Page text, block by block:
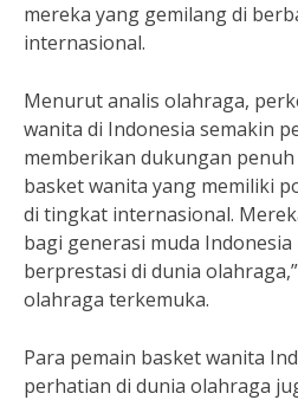
mereka yang gemilang di
internasional.
Menurut analis olahraga,
wanita di Indonesia semakin
memberikan dukungan
basket wanita yang memiliki
di tingkat internasional.
bagi generasi muda
berprestasi di dunia
olahraga terkemuka.
Para pemain basket wanita
perhatian di dunia olahraga